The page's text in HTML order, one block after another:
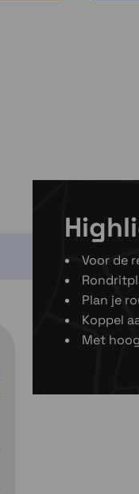
Voor de
Plan je
Koppel
Met